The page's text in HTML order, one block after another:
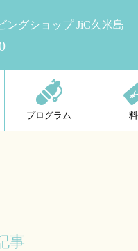
ングショップ JiC久米島
プログラム
事